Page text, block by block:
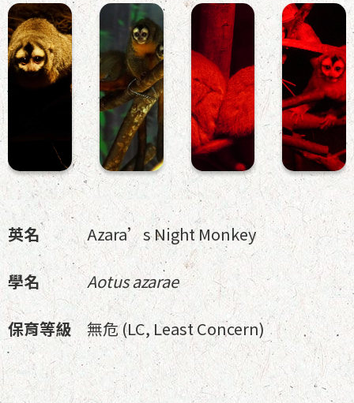
樹幹上的
阿氏夜猴
阿氏夜猴
暗中依偎
在一起的
阿氏夜猴
阿氏夜猴
瞪大眼睛
英名 Azara’s Night Monkey
學名 Aotus azarae
保育等級 無危 (LC, Least Concern)